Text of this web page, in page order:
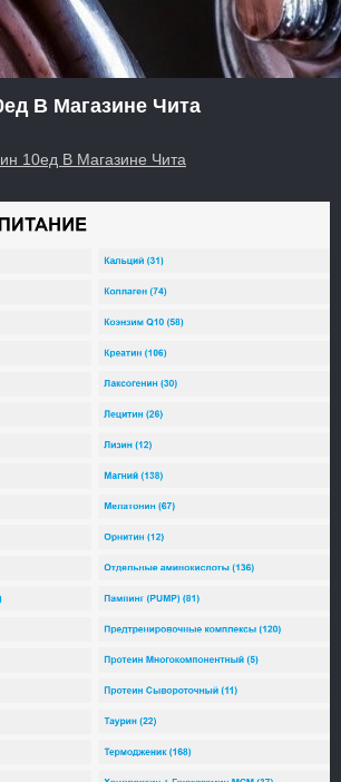
В Магазине Чита
10ед В Магазине Чита